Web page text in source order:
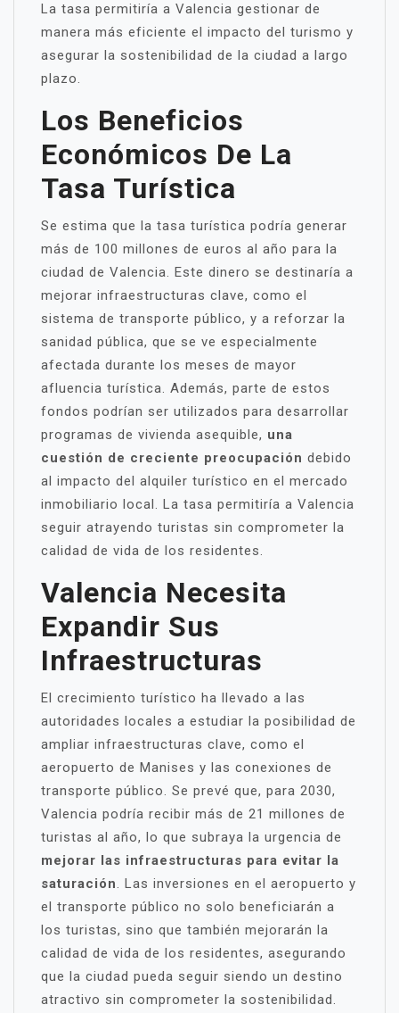
La tasa permitiría a Valencia gestionar de
manera más eficiente el impacto del turismo y
asegurar la sostenibilidad de la ciudad a largo
plazo.
Los Beneficios
Económicos De La
Tasa Turística
Se estima que la tasa turística podría generar
más de 100 millones de euros al año para la
ciudad de Valencia. Este dinero se destinaría a
mejorar infraestructuras clave, como el
sistema de transporte público, y a reforzar la
sanidad pública, que se ve especialmente
afectada durante los meses de mayor
afluencia turística. Además, parte de estos
fondos podrían ser utilizados para desarrollar
programas de vivienda asequible, una
cuestión de creciente preocupación debido
al impacto del alquiler turístico en el mercado
inmobiliario local. La tasa permitiría a Valencia
seguir atrayendo turistas sin comprometer la
calidad de vida de los residentes.
Valencia Necesita
Expandir Sus
Infraestructuras
El crecimiento turístico ha llevado a las
autoridades locales a estudiar la posibilidad de
ampliar infraestructuras clave, como el
aeropuerto de Manises y las conexiones de
transporte público. Se prevé que, para 2030,
Valencia podría recibir más de 21 millones de
turistas al año, lo que subraya la urgencia de
mejorar las infraestructuras para evitar la
saturación. Las inversiones en el aeropuerto y
el transporte público no solo beneficiarán a
los turistas, sino que también mejorarán la
calidad de vida de los residentes, asegurando
que la ciudad pueda seguir siendo un destino
atractivo sin comprometer la sostenibilidad.